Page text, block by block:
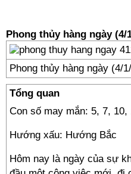
Phong thủy hàng ngày (4/
Phong thủy hàng ngày (4/
Tổng quan
Con số may mắn: 5, 7, 10,
Hướng xấu: Hướng Bắc
Hôm nay là ngày của sự